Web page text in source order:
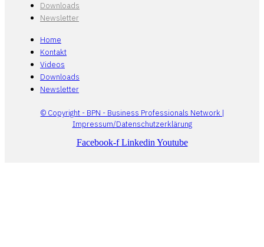
Downloads
Newsletter
Home
Kontakt
Videos
Downloads
Newsletter
© Copyright - BPN - Business Professionals Network |
Impressum/Datenschutzerklärung
Facebook-f Linkedin Youtube